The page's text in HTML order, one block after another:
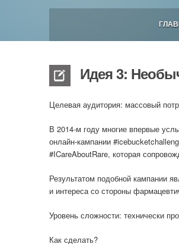
Идея 3:
Целевая аудитория: массовый
В 2014-м году многие впервые
онлайн-кампании
#ICareAboutRare, которая
Результатом подобной кампании
и интереса со стороны
Уровень сложности: технически
Как сделать?